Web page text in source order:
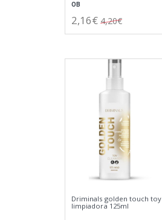
OB
2,16€ 4,20€
Driminals golden touch toy
limpiadora 125ml